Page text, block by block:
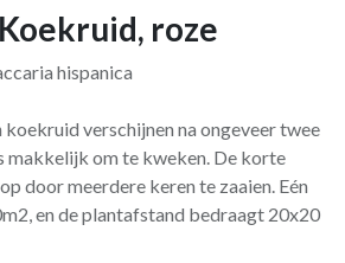
roze
hispanica
koekruid verschijnen na ongeveer twee
makkelijk om te kweken. De korte
door meerdere keren te zaaien. Eén
en de plantafstand bedraagt 20x20